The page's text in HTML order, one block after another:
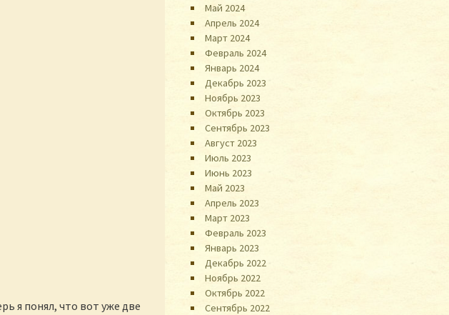
я понял, что вот уже две
Май 2024
Апрель 2024
Март 2024
Февраль 2024
Январь 2024
Декабрь 2023
Ноябрь 2023
Октябрь 2023
Сентябрь 2023
Август 2023
Июль 2023
Июнь 2023
Май 2023
Апрель 2023
Март 2023
Февраль 2023
Январь 2023
Декабрь 2022
Ноябрь 2022
Октябрь 2022
Сентябрь 2022